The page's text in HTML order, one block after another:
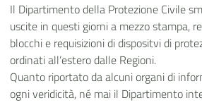
Il Dipartimento della Protezione Civile
uscite in questi giorni a mezzo stampa,
blocchi e requisizioni di dispositvi di
ordinati all’estero dalle Regioni.
Quanto riportato da alcuni organi di
ogni veridicità, né mai il Dipartimento